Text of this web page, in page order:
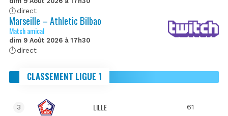
direct
Marseille – Athletic Bilbao
Match amical
dim 9 Août 2026 à 17h30
direct
CLASSEMENT LIGUE 1
3 LILLE 61